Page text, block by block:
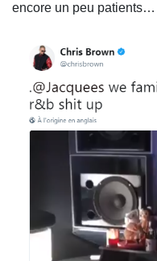
encore un peu patients…